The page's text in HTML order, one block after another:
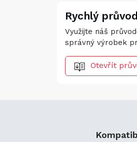
Rychlý
Využijte náš
správný výrobek
Otevřít